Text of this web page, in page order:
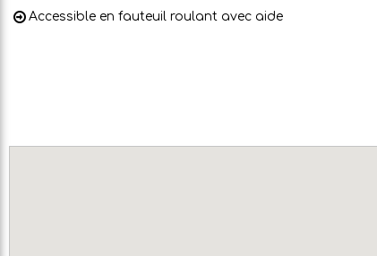
Accessible en fauteuil roulant avec aide